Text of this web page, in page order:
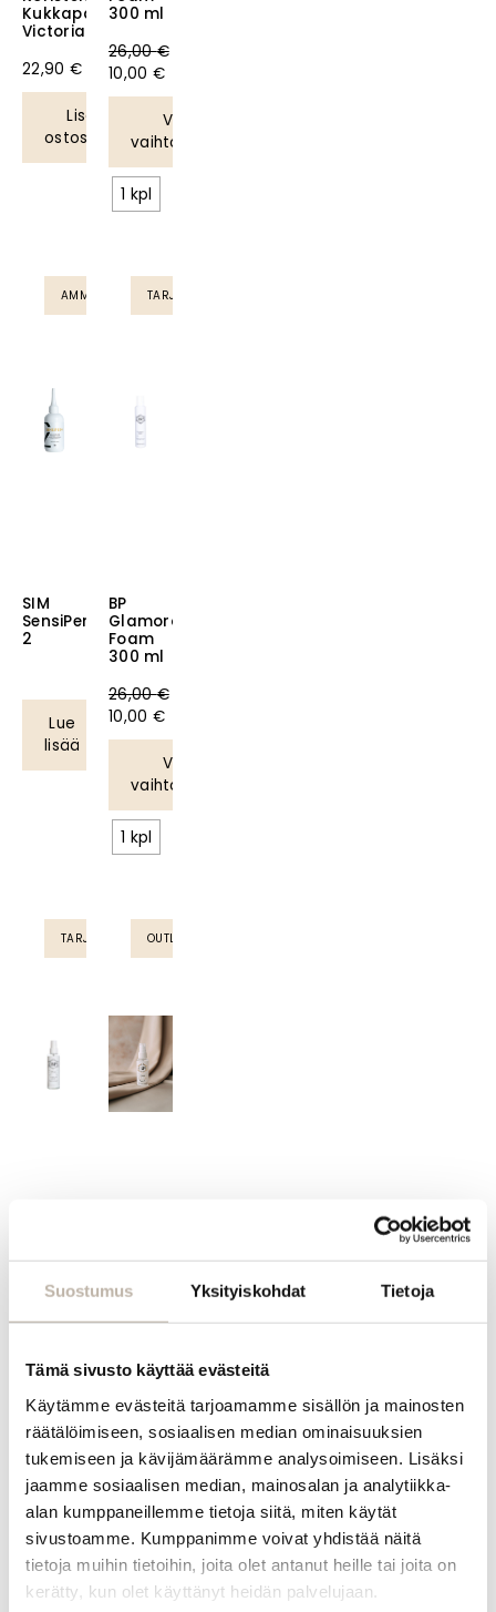
Suostumus Yksityiskohdat Tietoja
Tämä sivusto käyttää evästeitä
Käytämme evästeitä tarjoamamme sisällön ja mainosten
räätälöimiseen, sosiaalisen median ominaisuuksien
tukemiseen ja kävijämäärämme analysoimiseen. Lisäksi
jaamme sosiaalisen median, mainosalan ja analytiikka-
alan kumppaneillemme tietoja siitä, miten käytät
sivustoamme. Kumppanimme voivat yhdistää näitä
tietoja muihin tietoihin, joita olet antanut heille tai joita on
kerätty, kun olet käyttänyt heidän palvelujaan.
Kukkapanta
Victoria
22,90 €
Lisää
ostoskoriin
300 ml
26,00€
10,00 €
Valitse
vaihtoehdoista
1 kpl
AMMATTILAISTUOTE
SIM
SensiPerm
2
Lue
lisää
TARJOUS
BP
Glamorous
Foam
300 ml
26,00€
10,00 €
Valitse
vaihtoehdoista
1 kpl
TARJOUS
Antistatic
Spray
150 ml
10,00€
Valitse
vaihtoehdoista
1 kpl
OUTLET
Luxury
50 ml
VANHEMPI
26,00€
10,00 €
Valitse
vaihtoehdoista
1 kpl